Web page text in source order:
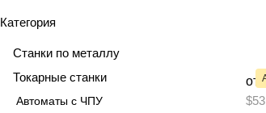
от
Категория
Станки по металлу
Токарные станки
Автоматы с ЧПУ